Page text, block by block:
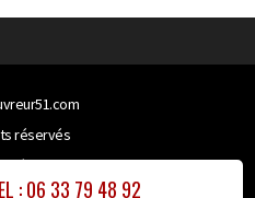
: 06 33 79 48 92
réservés
légales